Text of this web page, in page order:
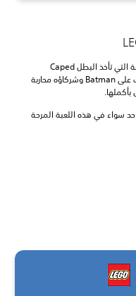
حطم الطوب بأسلوب DC في هذه المغامرة الخارقة التي تأخذ البطل Caped
Crusader وحلفاءه إلى الفضاء الخارجي. هناك، يجب على Batman وشركاؤه محاربة
سواء في هذه اللعبة المرحة